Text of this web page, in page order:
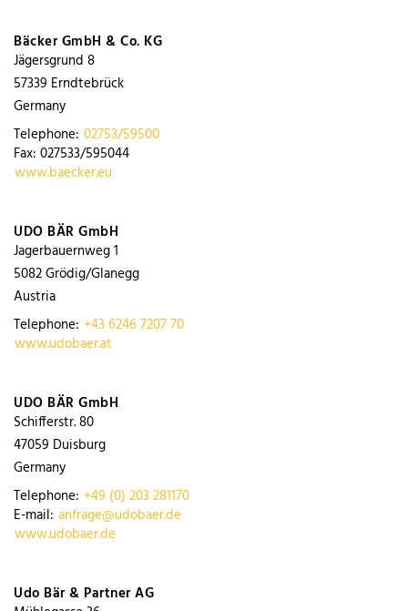
Bäcker GmbH & Co. KG
Jägersgrund 8
57339 Erndtebrück
Germany
Telephone: 02753/59500
Fax: 027533/595044
www.baecker.eu
UDO BÄR GmbH
Jagerbauernweg 1
5082Grödig/Glanegg
Austria
Telephone: +43 6246 7207 70
www.udobaer.at
UDO BÄR GmbH
Schifferstr. 80
47059 Duisburg
Germany
Telephone: +49 (0) 203 281170
E-mail: anfrage@udobaer.de
www.udobaer.de
Udo Bär & Partner AG